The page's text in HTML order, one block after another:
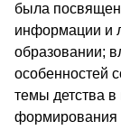
была
информации и
образовании;
особенностей
темы детства в
формирования